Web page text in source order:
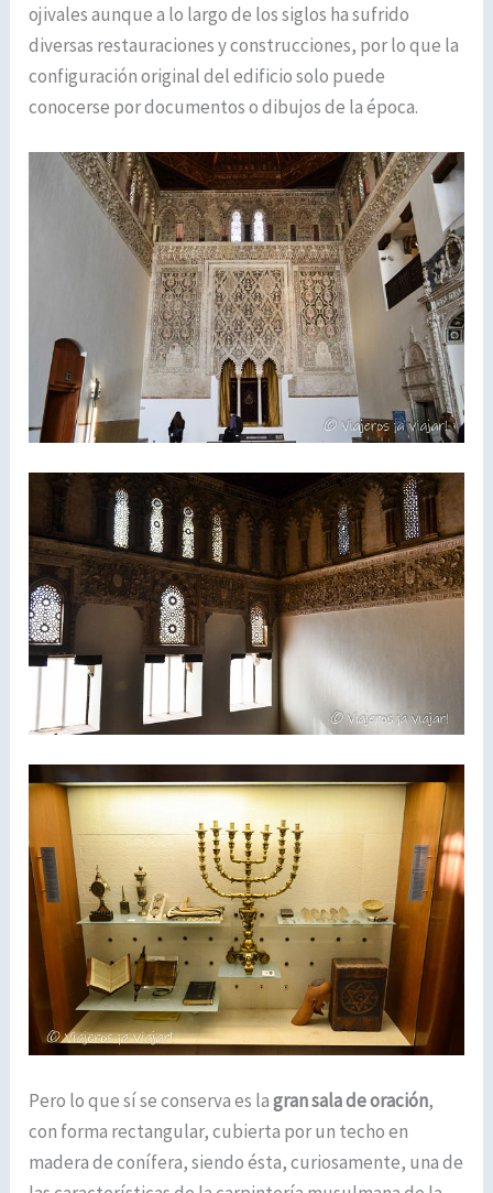
ojivales aunque a lo largo de los siglos ha sufrido
diversas restauraciones y construcciones, por lo que la
configuración original del edificio solo puede
conocerse por documentos o dibujos de la época.
Pero lo que sí se conserva es lagran sala de oración,
con forma rectangular, cubierta por un techo en
madera de conífera, siendo ésta, curiosamente, una de